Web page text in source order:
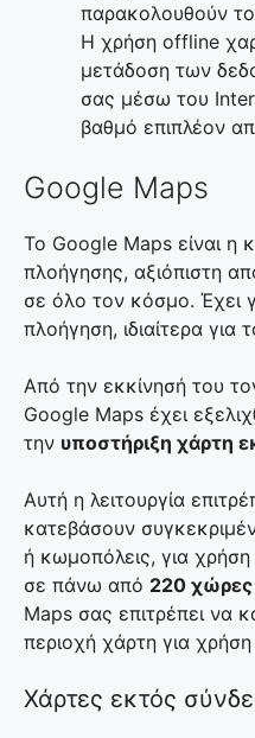
παρακολουθούν το
Η χρήση offline
μετάδοση των
σας μέσω του
βαθμό επιπλέον
Google Maps
Το Google Maps είναι η
πλοήγησης, αξιόπιστη
σε όλο τον κόσμο. Έχει
πλοήγηση, ιδιαίτερα
Από την εκκίνησή του
Google Maps έχει
την υποστήριξη χάρτη
Αυτή η λειτουργία
κατεβάσουν
ή κωμοπόλεις, για
σε πάνω από 220
Maps σας επιτρέπει να
περιοχή χάρτη για
Χάρτες εκτός